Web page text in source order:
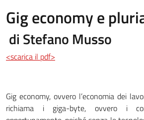
Gig economy e
di Stefano Musso
<scarica il pdf>
Gig economy, ovvero l’economia dei
richiama i giga-byte, ovvero i